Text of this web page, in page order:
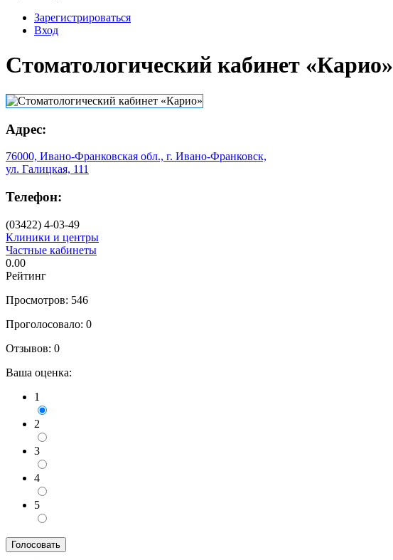
Зарегистрироваться
Вход
Стоматологический кабинет «Карио»
Адрес:
76000, Ивано-Франковская обл., г. Ивано-Франковск,
ул. Галицкая, 111
Телефон:
(03422) 4-03-49
Клиники и центры
Частные кабинеты
0.00
Рейтинг
Просмотров: 546
Проголосовало: 0
Отзывов: 0
Ваша оценка:
1
2
3
4
5